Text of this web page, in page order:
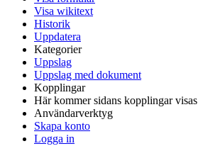
Visa wikitext
Historik
Uppdatera
Kategorier
Uppslag
Uppslag med dokument
Kopplingar
Här kommer sidans kopplingar visas
Användarverktyg
Skapa konto
Logga in